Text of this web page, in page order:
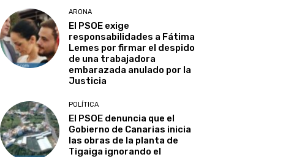
ARONA
El PSOE exige
responsabilidades a Fátima
Lemes por firmar el despido
de una trabajadora
embarazada anulado por la
Justicia
POLÍTICA
El PSOE denuncia que el
Gobierno de Canarias inicia
las obras de la planta de
Tigaiga ignorando el